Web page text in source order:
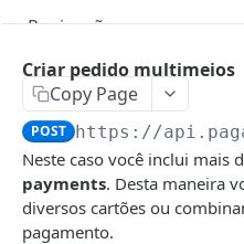
Paginação
Metadata
Telefones
Entregas
Facilitadores de
Subadquirente)
Criar pedido multimeios
Copy Page
POST https://
Neste caso você inclui mais
payments. Desta maneira
diversos cartões ou
pagamento.